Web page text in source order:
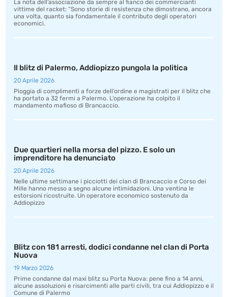
La nota dell’associazione da sempre al fianco dei commercianti
vittime del racket: “Sono storie di resistenza che dimostrano, ancora
una volta, quanto sia fondamentale il contributo degli operatori
economici.
Il blitz di Palermo, Addiopizzo pungola la politica
20 Aprile 2026
Pioggia di complimenti a forze dell’ordine e magistrati per il blitz che
ha portato a 32 fermi a Palermo. L’operazione ha colpito il
mandamento mafioso di Brancaccio.
Due quartieri nella morsa del pizzo. E solo un
imprenditore ha denunciato
20 Aprile 2026
Nelle ultime settimane i picciotti dei clan di Brancaccio e Corso dei
Mille hanno messo a segno alcune intimidazioni. Una ventina le
estorsioni ricostruite. Un operatore economico sostenuto da
Addiopizzo
Blitz con 181 arresti, dodici condanne nel clan di Porta
Nuova
19 Marzo 2026
Prime condanne dal maxi blitz su Porta Nuova: pene fino a 14 anni,
alcune assoluzioni e risarcimenti alle parti civili, tra cui Addiopizzo e il
Comune di Palermo